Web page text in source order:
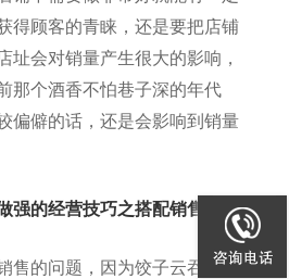
得顾客的青睐，还是要把店铺
址会对销量产生很大的影响，
那个酒香不怕巷子深的年代
偏僻的话，还是会影响到销量
强的经营技巧之搭配销售菜品
售的问题，因为饺子云吞店的